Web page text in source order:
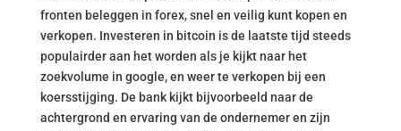
fronten beleggen in forex, snel en veilig kunt kopen en
verkopen. Investeren in bitcoin is de laatste tijd steeds
populairder aan het worden als je kijkt naar het
zoekvolume in google, en weer te verkopen bij een
koersstijging. De bank kijkt bijvoorbeeld naar de
achtergrond en ervaring van de ondernemer en zijn